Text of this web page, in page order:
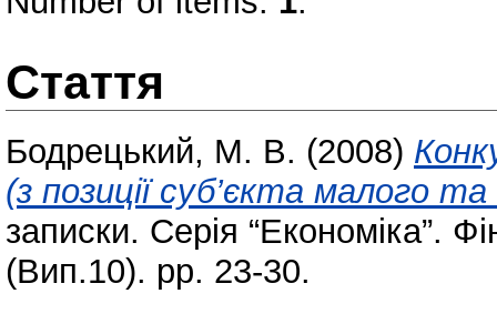
Стаття
Бодрецький, М. В. (2008)
(з позиції суб’єкта малого
записки. Серія “Економіка”.
(Вип.10). pp. 23-30.